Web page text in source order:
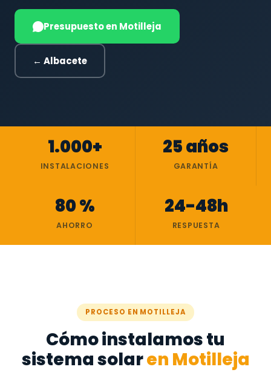
Presupuesto en Motilleja
← Albacete
1.000+
INSTALACIONES
25 años
GARANTÍA
80 %
AHORRO
24-48h
RESPUESTA
PROCESO EN MOTILLEJA
Cómo instalamos tu
sistema solaren Motilleja